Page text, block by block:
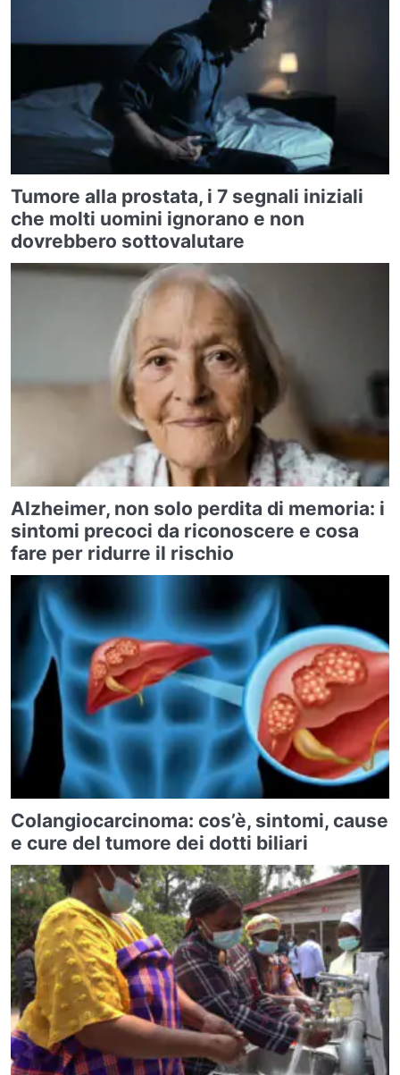
Tumore alla prostata, i 7 segnali iniziali
che molti uomini ignorano e non
dovrebbero sottovalutare
Alzheimer, non solo perdita di memoria: i
sintomi precoci da riconoscere e cosa
fare per ridurre il rischio
Colangiocarcinoma: cos’è, sintomi, cause
e cure del tumore dei dotti biliari